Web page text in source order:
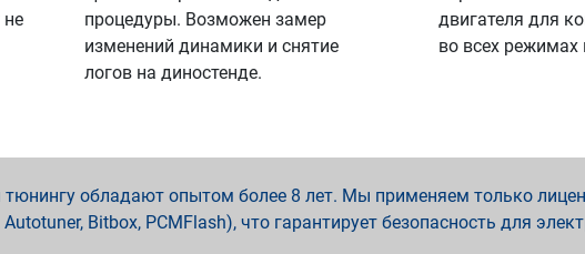
не
процедуры. Возможен замер
изменений динамики и снятие
логов на диностенде.
двигателя для
во всех режимах
обладают опытом более 8 лет. Мы применяем только
Bitbox, PCMFlash), что гарантирует безопасность для